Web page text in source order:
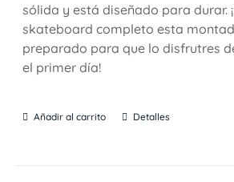
sólida y está diseñado para durar.
skateboard completo esta
preparado para que lo disfrutres
el primer día!
Añadir al carrito Detalles